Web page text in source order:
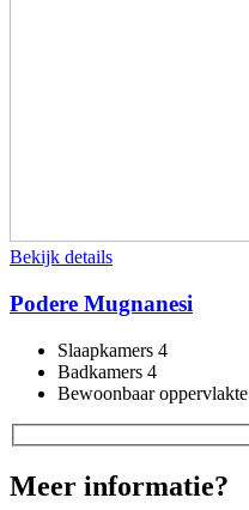
Bekijk details
Podere Mugnanesi
Slaapkamers 4
Badkamers 4
Bewoonbaar oppervlakte
Meer informatie?